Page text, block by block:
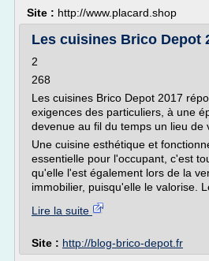
Site : http://www.placard.shop
Les cuisines Brico Depot
2
268
Les cuisines Brico Depot 2017
exigences des particuliers, à une
devenue au fil du temps un lieu de
Une cuisine esthétique et
essentielle pour l'occupant, c'est
qu'elle l'est également lors de la
immobilier, puisqu'elle le valorise.
Lire la suite
Site : http://blog-brico-depot.fr